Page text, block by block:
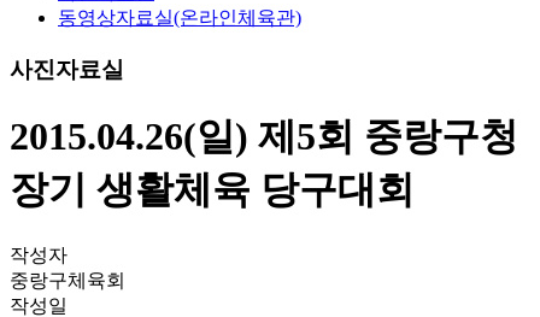
동영상자료실(온라인체육관)
사진자료실
2015.04.26(일) 제5회 중랑구청
장기 생활체육 당구대회
작성자
중랑구체육회
작성일